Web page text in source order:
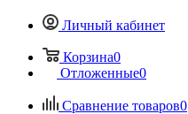
Личный кабинет
Корзина0
Отложенные0
Сравнение товаров0